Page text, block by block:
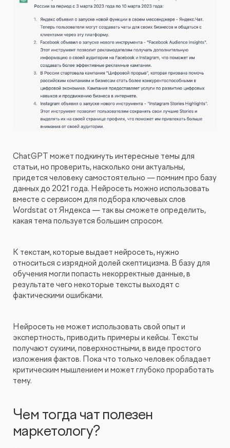
ChatGPT может подкинуть интересные темы для
статьи, но проверить, насколько они актуальны,
придется человеку самостоятельно — помним про базу
данных до 2021 года. Нейросеть можно использовать
вместе с сервисом для подбора ключевых слов
Wordstat от Яндекса — так вы сможете определить,
какая тема пользуется большим спросом.
К текстам, которые выдает нейросеть, нужно
относиться с изрядной долей скептицизма. В базу для
обучения могли попасть некорректные данные, в
результате чего некоторые тексты выходят с
фактическими ошибками.
Нейросеть не может использовать свой опыт и
экспертность, приводить примеры и кейсы. Тексты
получают сухими, поверхностными, в виде простого
изложения фактов. Пока что только человек обладает
критическим мышлением и может глубоко проработать
тему.
Чем тогда чат полезен
маркетологу?